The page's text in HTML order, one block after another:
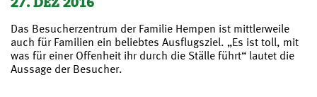
Das Besucherzentrum der Familie Hempen ist mittlerweile
auch für Familien ein beliebtes Ausflugsziel. „Es ist toll, mit
was für einer Offenheit ihr durch die Ställe führt“ lautet die
Aussage der Besucher.